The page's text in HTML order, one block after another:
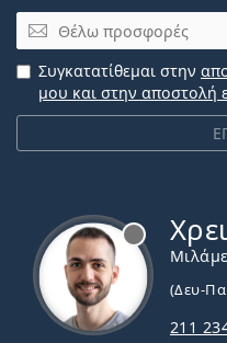
Email
Συγκατατίθεμαι στην
μου και στην αποστολή
(Δευ-
211